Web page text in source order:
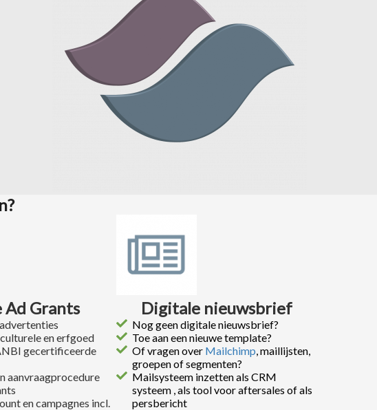
Ad Grants
en erfgoed
gecertificeerde
aanvraagprocedure
en campagnes incl.
Digitale nieuwsbrief
Nog geen digitale nieuwsbrief?
Toe aan een nieuwe template?
Of vragen over Mailchimp, maillijsten,
groepen of segmenten?
Mailsysteem inzetten als CRM
systeem , als tool voor aftersales of als
persbericht